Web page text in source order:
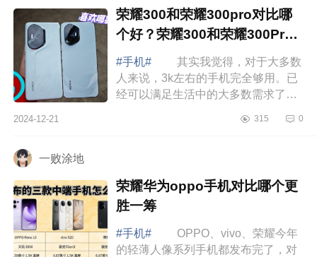
荣耀300和荣耀300pro对比哪
个好？荣耀300和荣耀300Pro
的区别
#手机#
其实我觉得，对于大多数
人来说，3k左右的手机完全够用。已
经可以满足生活中的大多数需求了。
耀300pro对比哪个好？荣耀300和荣
2024-12-21 315 0
一败涂地
荣耀华为oppo手机对比哪个更
胜一筹
#手机#
OPPO、vivo、荣耀今年
的轻薄人像系列手机都发布完了，对